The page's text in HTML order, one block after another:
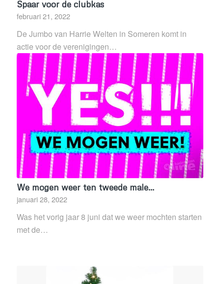
Spaar voor de clubkas
februari 21, 2022
De Jumbo van Harrie Welten in Someren komt in
actie voor de verenigingen…
We mogen weer ten tweede male…
januari 28, 2022
Was het vorig jaar 8 juni dat we weer mochten starten
met de…